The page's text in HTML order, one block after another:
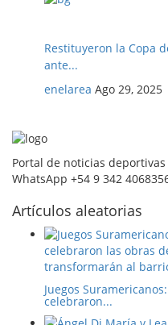
Restituyeron la Copa
ante...
enelarea Ago 29, 2025
Portal de noticias
WhatsApp +54 9 342
Artículos aleatorias
Juegos
celebraron...